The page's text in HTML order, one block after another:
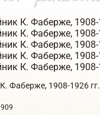
Фаберже, 1908-1926 гг.